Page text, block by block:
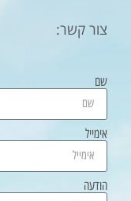
צור קשר:
שם
אימייל
הודעה